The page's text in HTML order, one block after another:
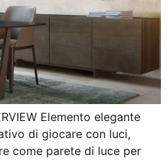
Elemento elegante
di giocare con luci,
come parete di luce per